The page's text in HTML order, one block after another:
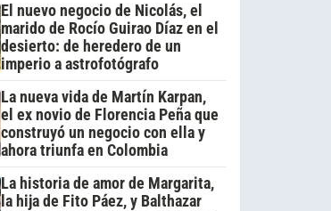
El nuevo negocio de Nicolás, el
marido de Rocío Guirao Díaz en el
desierto: de heredero de un
imperio a astrofotógrafo
La nueva vida de Martín Karpan,
el ex novio de Florencia Peña que
construyó un negocio con ella y
ahora triunfa en Colombia
La historia de amor de Margarita,
la hija de Fito Páez, y Balthazar